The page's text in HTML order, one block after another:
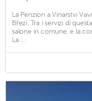
La Penzion a Vinarstvi
Březí. Tra i servizi di
salone in comune, e la
La ...